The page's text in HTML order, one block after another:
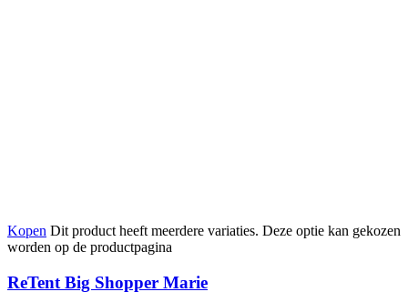
Kopen Dit product heeft meerdere variaties. Deze optie kan gekozen
worden op de productpagina
ReTent Big Shopper Marie